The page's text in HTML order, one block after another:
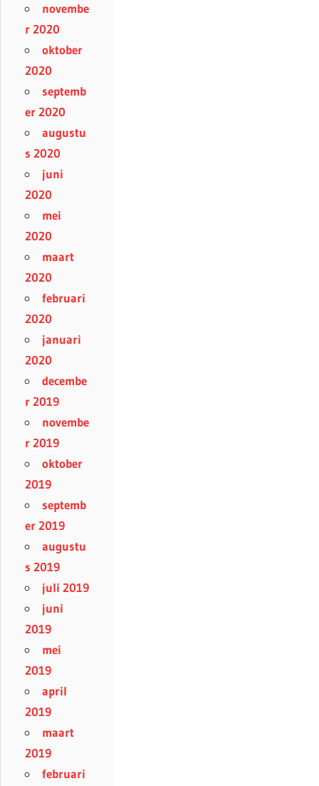
novembe
r 2020
oktober
2020
septemb
er 2020
augustu
s 2020
juni
2020
mei
2020
maart
2020
februari
2020
januari
2020
decembe
r 2019
novembe
r 2019
oktober
2019
septemb
er 2019
augustu
s 2019
juli 2019
juni
2019
mei
2019
april
2019
maart
2019
februari